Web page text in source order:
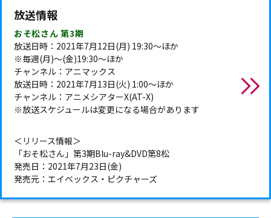
放送情報
おそ松さん 第3期
放送日時：2021年7月12日(月) 19:30～ほか
※毎週(月)～(金)19:30～ほか
チャンネル：アニマックス
放送日時：2021年7月13日(火) 1:00～ほか
チャンネル：アニメシアターX(AT-X)
※放送スケジュールは変更になる場合があります
＜リリース情報＞
「おそ松さん」第3期Blu-ray&DVD第8松
発売日：2021年7月23日(金)
発売元：エイベックス・ピクチャーズ